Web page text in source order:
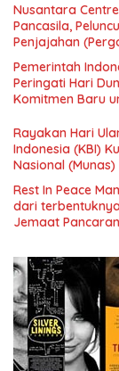
Nusantara
Pancasila,
Penjajahan
Simposium
Nasional dan
Menuju Indonesia
Pemerintah
Peringati Hari
Komitmen Baru
Rayakan Hari
Indonesia (KBI)
Nasional
Pengembangan
Indonesia dan
Rest In Peace
dari
Jemaat